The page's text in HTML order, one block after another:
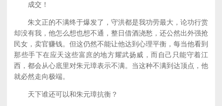
成交！
朱文正的不满终于爆发了，守洪都是我功劳最大，论功行赏
却没有我，他怎么想也想不通，整日借酒浇愁，还公然出外强抢
民女，卖官赚钱。但这仍然不能让他达到心理平衡，每当他看到
那些手下在应天这些富庶的地方耀武扬威，而自己只能守着江
西，都会从心底里对朱元璋表示不满。当这种不满到达顶点，他
就必然走向极端。
天下谁还可以和朱元璋抗衡？